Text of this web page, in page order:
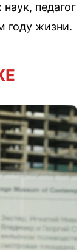
педагог
году жизни.